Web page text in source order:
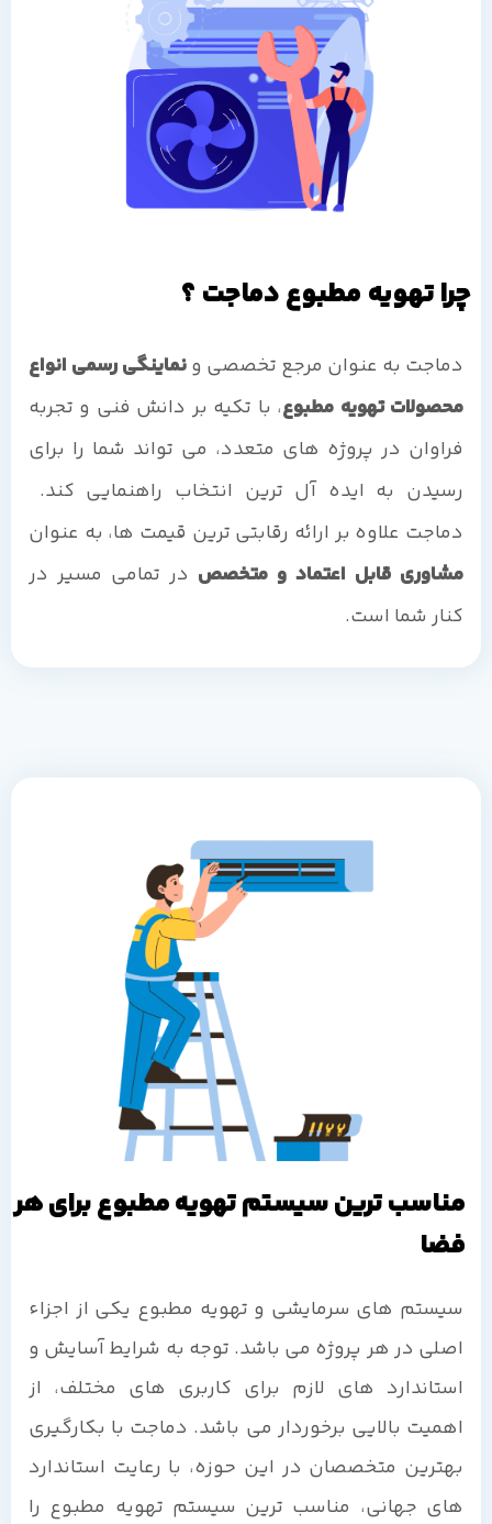
چرا تهویه مطبوع دماجت ؟
دماجت به عنوان مرجع تخصصی ونماینگی رسمی انواع
محصولات تهویه مطبوع، با تکیه بر دانش فنی و تجربه
فراوان در پروژه های متعدد، می تواند شما را برای
رسیدن به ایده آل ترین انتخاب راهنمایی کند.
دماجت علاوه بر ارائه رقابتی ترین قیمت ها، به عنوان
مشاوری قابل اعتماد و متخصص در تمامی مسیر در
کنار شما است.
مناسب ترین سیستم تهویه مطبوع برای هر
فضا
سیستم های سرمایشی و تهویه مطبوع یکی از اجزاء
اصلی در هر پروژه می باشد. توجه به شرایط آسایش و
استاندارد های لازم برای کاربری های مختلف، از
اهمیت بالایی برخوردار می باشد. دماجت با بکارگیری
بهترین متخصصان در این حوزه، با رعایت استاندارد
های جهانی، مناسب ترین سیستم تهویه مطبوع را